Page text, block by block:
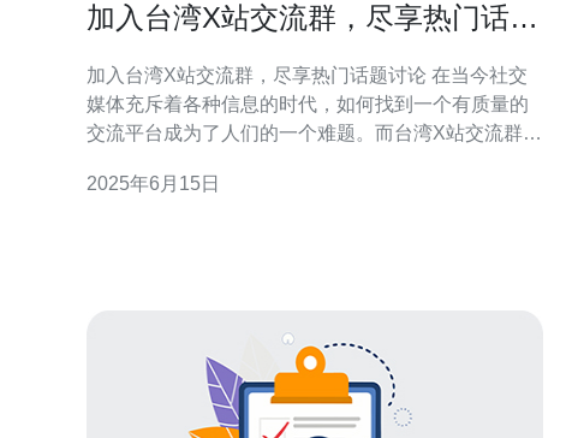
加入台湾X站交流群，尽享热门话题
加入台湾X站交流群，尽享热门话题讨论 在当今社交
媒体充斥着各种信息的时代，如何找到一个有质量的
交流平台成为了人们的一个难题。而台湾X站交流群就
对台湾文化感兴趣，还是想了解台湾最新资讯，这里
2025年6月15日